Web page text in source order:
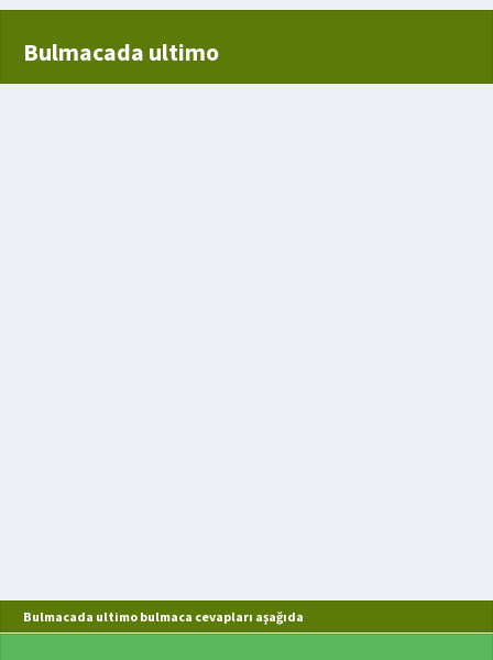
Bulmacada ultimo
Bulmacada ultimo bulmaca cevapları aşağıda